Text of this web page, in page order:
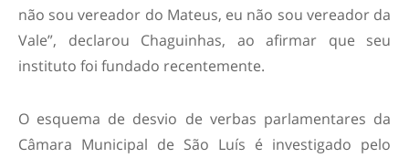
não sou vereador do Mateus, eu não sou vereador da
Vale”, declarou Chaguinhas, ao afirmar que seu
instituto foi fundado recentemente.
O esquema de desvio de verbas parlamentares da
Câmara Municipal de São Luís é investigado pelo